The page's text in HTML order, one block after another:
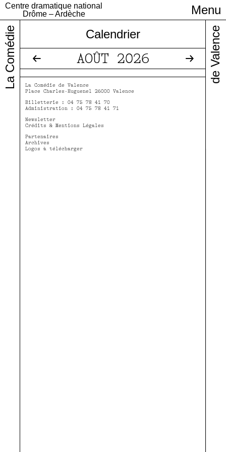
Centre dramatique national
Drôme – Ardèche
Menu
Infos pratiques
Calendrier
AOÛT 2026
« Préc.
La Comédie de Valence
Place Charles-Huguenel 26000 Valence
Billetterie : 04 75 78 41 70
Administration : 04 75 78 41 71
Newsletter
Crédits & Mentions Légales
Partenaires
Archives
Logos à télécharger
La Comédie de Valence